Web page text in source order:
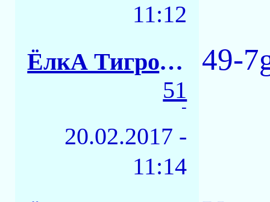
11:12
ЁлкА ТигровАЯ
51
-
20.02.2017 -
11:14
49-